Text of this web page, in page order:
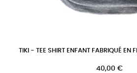
TIKI - TEE SHIRT ENFANT FABRIQUÉ EN
Prix
40,00 €